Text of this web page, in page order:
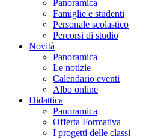
Panoramica
Famiglie e studenti
Personale scolastico
Percorsi di studio
Novità
Panoramica
Le notizie
Calendario eventi
Albo online
Didattica
Panoramica
Offerta Formativa
I progetti delle classi